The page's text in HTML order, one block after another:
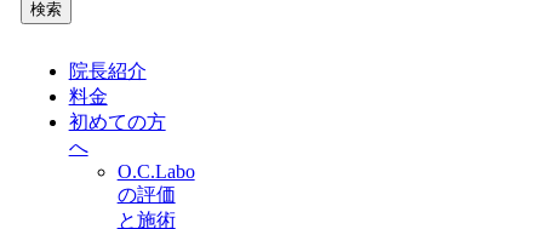
検索
院長紹介
料金
初めての方
へ
O.C.Labo
の評価
と施術